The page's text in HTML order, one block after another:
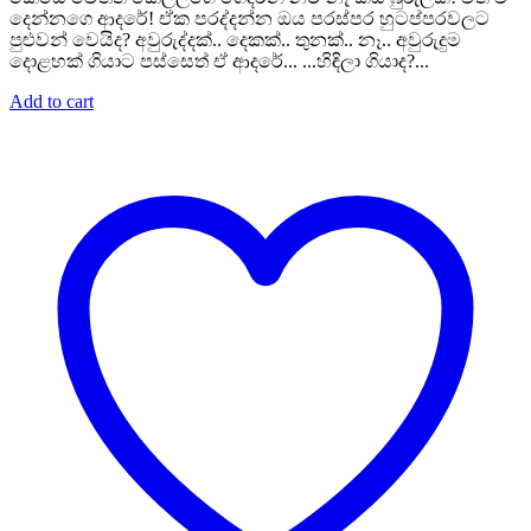
දෙන්නගෙ ආදරේ! ඒක පරද්දන්න ඔය පරස්පර හුටප්පරවලට
පුළුවන් වෙයිද? අවුරුද්දක්.. දෙකක්.. තුනක්.. නෑ.. අවුරුදුම
දොළහක් ගියාට පස්සෙත් ඒ ආදරේ... ...හිඳිලා ගියාද?...
Add to cart